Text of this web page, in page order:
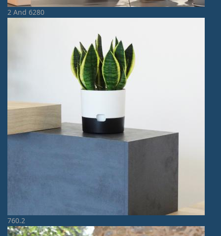
2 And 6280
760.2